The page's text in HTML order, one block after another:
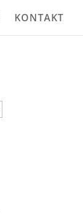
KONTAKT